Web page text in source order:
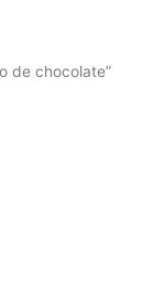
de chocolate”